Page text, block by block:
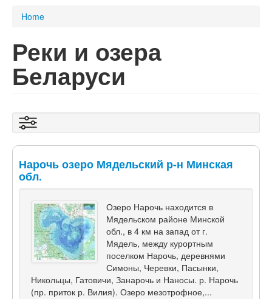
You are here
Home
Реки и озера
Беларуси
Нарочь озеро Мядельский р-н Минская
обл.
Озеро Нарочь находится в
Мядельском районе Минской
обл., в 4 км на запад от г.
Мядель, между курортным
поселком Нарочь, деревнями
Симоны, Черевки, Пасынки,
Никольцы, Гатовичи, Занарочь и Наносы. р. Нарочь
(пр. приток р. Вилия). Озеро мезотрофное,...